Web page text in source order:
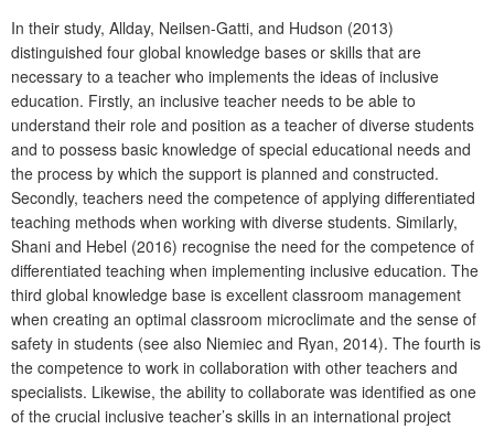
In their study, Allday, Neilsen-Gatti, and Hudson (2013)
distinguished four global knowledge bases or skills that are
necessary to a teacher who implements the ideas of inclusive
education. Firstly, an inclusive teacher needs to be able to
understand their role and position as a teacher of diverse students
and to possess basic knowledge of special educational needs and
the process by which the support is planned and constructed.
Secondly, teachers need the competence of applying differentiated
teaching methods when working with diverse students. Similarly,
Shani and Hebel (2016) recognise the need for the competence of
differentiated teaching when implementing inclusive education. The
third global knowledge base is excellent classroom management
when creating an optimal classroom microclimate and the sense of
safety in students (see also Niemiec and Ryan, 2014). The fourth is
the competence to work in collaboration with other teachers and
specialists. Likewise, the ability to collaborate was identified as one
of the crucial inclusive teacher’s skills in an international project